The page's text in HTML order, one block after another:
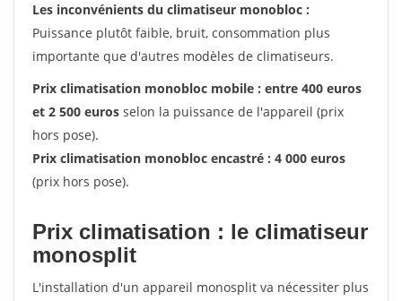
Les inconvénients du climatiseur monobloc :
Puissance plutôt faible, bruit, consommation plus
importante que d'autres modèles de climatiseurs.
Prix climatisation monobloc mobile : entre 400 euros
et 2 500 euros selon la puissance de l'appareil (prix
hors pose).
Prix climatisation monobloc encastré : 4 000 euros
(prix hors pose).
Prix climatisation : le climatiseur
monosplit
L'installation d'un appareil monosplit va nécessiter plus